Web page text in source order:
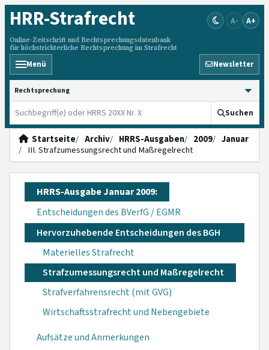
HRR-Strafrecht
Online-Zeitschrift und Rechtsprechungsdatenbank
für höchstrichterliche Rechtsprechung im Strafrecht
A- A+
Menü Newsletter
HRRS durchsuchen
Suchen
Startseite Archiv HRRS-Ausgaben 2009
Januar
III. Strafzumessungsrecht und Maßregelrecht
HRRS-Ausgabe Januar 2009:
Entscheidungen des BVerfG / EGMR
Hervorzuhebende Entscheidungen des BGH
Materielles Strafrecht
Strafzumessungsrecht und Maßregelrecht
Strafverfahrensrecht (mit GVG)
Wirtschaftsstrafrecht und Nebengebiete
Aufsätze und Anmerkungen